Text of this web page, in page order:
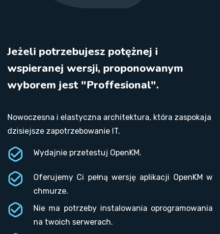
Jeżeli potrzebujesz potężnej i
wspieranej wersji, proponowanym
wyborem jest "Proffesional".
Nowoczesna i elastyczna architektura, która zaspokaja
dzisiejsze zapotrzebowanie IT.
Wydajnie przetestuj OpenKM.
Oferujemy Ci pełną wersję aplikacji OpenKM w
chmurze.
Nie ma potrzeby instalowania oprogramowania
na twoich serwerach.